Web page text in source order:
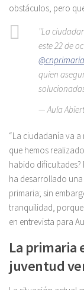
obstáculos, pero
"La
este 22 de
quien
— Aula
“La ciudadanía va
que hemos
habido
ha desarrollado
primaria; sin
tranquilidad, porque
en entrevista para
La primaria
juventud